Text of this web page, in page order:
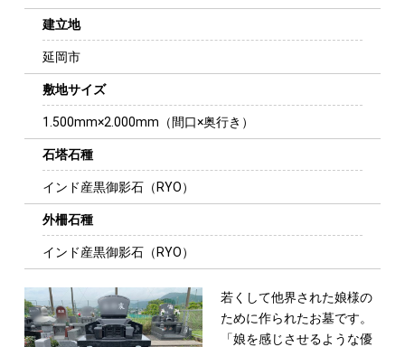
建立地
延岡市
敷地サイズ
1.500mm×2.000mm（間口×奥行き）
石塔石種
インド産黒御影石（RYO）
外柵石種
インド産黒御影石（RYO）
若くして他界された娘様の
ために作られたお墓です。
「娘を感じさせるような優